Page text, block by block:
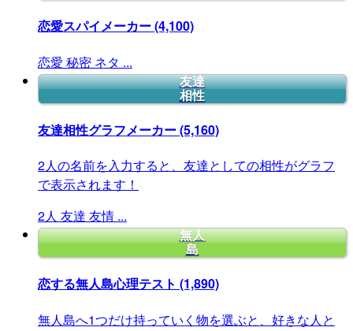
恋愛スパイメーカー(4,100)
恋愛 秘密 ネタ ...
友達
相性
友達相性グラフメーカー(5,160)
2人の名前を入力すると、友達としての相性がグラフ
で表示されます！
2人 友達 友情 ...
無人
島
恋する無人島心理テスト (1,890)
無人島へ1つだけ持っていく物を選ぶと、好きな人と